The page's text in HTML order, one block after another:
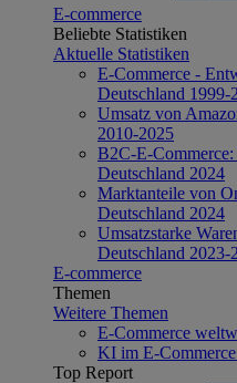
E-commerce
Beliebte Statistiken
Aktuelle Statistiken
E-Commerce -
Deutschland 1999-
Umsatz von
2010-2025
B2C-E-
Deutschland 2024
Marktanteile von
Deutschland 2024
Umsatzstarke
Deutschland 2023-
E-commerce
Themen
Weitere Themen
E-Commerce
KI im E-
Top Report